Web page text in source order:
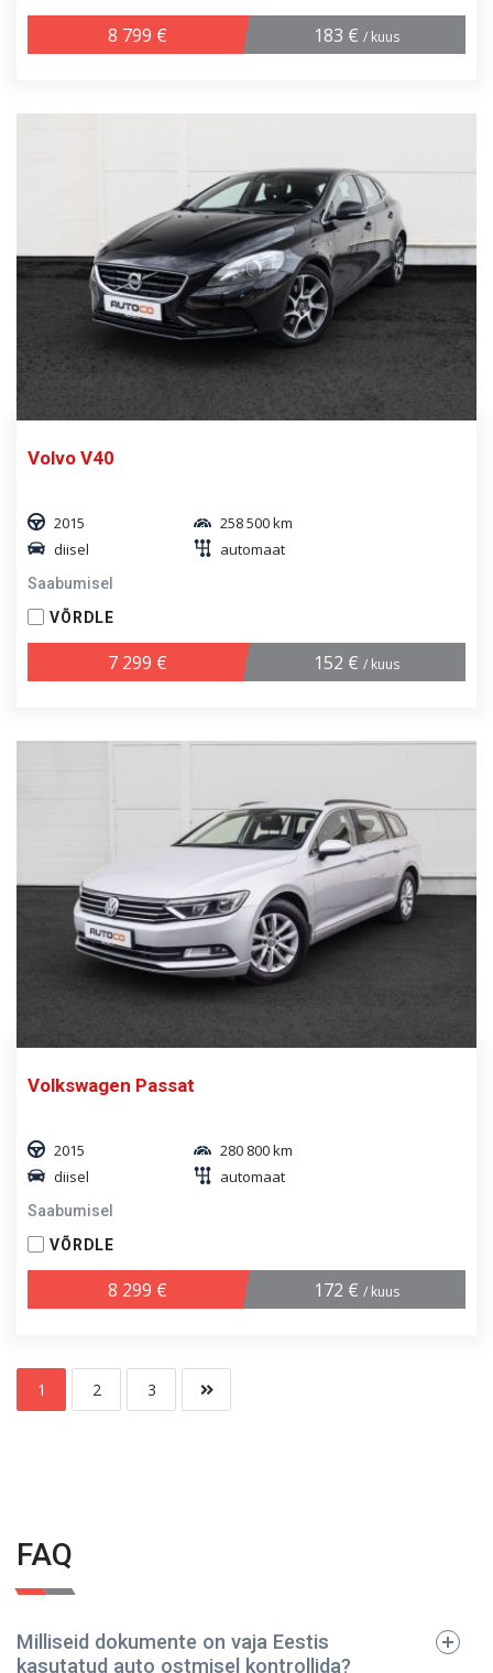
8 799 € 183 € / kuus
Volvo V40
2015
258 500 km
diisel
automaat
Saabumisel
VÕRDLE
7 299 € 152 € / kuus
Volkswagen Passat
2015
280 800 km
diisel
automaat
Saabumisel
VÕRDLE
8 299 € 172 € / kuus
1 2 3
FAQ
Milliseid dokumente on vaja Eestis
kasutatud auto ostmisel kontrollida?